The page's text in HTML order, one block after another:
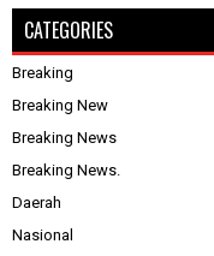
CATEGORIES
Breaking
Breaking New
Breaking News
Breaking News.
Daerah
Nasional